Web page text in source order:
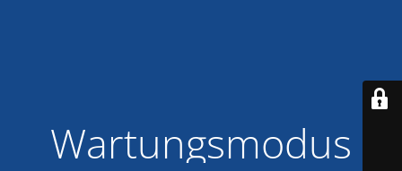
Wartungsmodus